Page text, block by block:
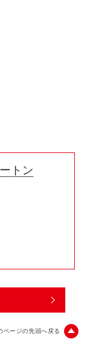
トン
ページの先頭へ戻る